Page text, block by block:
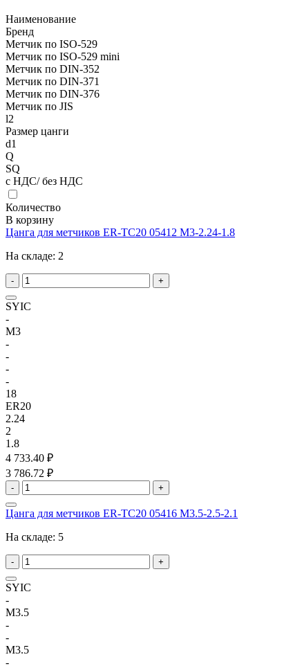
Наименование
Бренд
Метчик по ISO-529
Метчик по ISO-529 mini
Метчик по DIN-352
Метчик по DIN-371
Метчик по DIN-376
Метчик по JIS
l2
Размер цанги
d1
Q
SQ
с НДС/ без НДС
Количество
В корзину
Цанга для метчиков ER-TC20 05412 M3-2.24-1.8
На складе: 2
- +
SYIC
-
M3
-
-
-
-
18
ER20
2.24
2
1.8
4 733.40 ₽
3 786.72 ₽
- +
Цанга для метчиков ER-TC20 05416 M3.5-2.5-2.1
На складе: 5
- +
SYIC
-
M3.5
-
-
M3.5
-